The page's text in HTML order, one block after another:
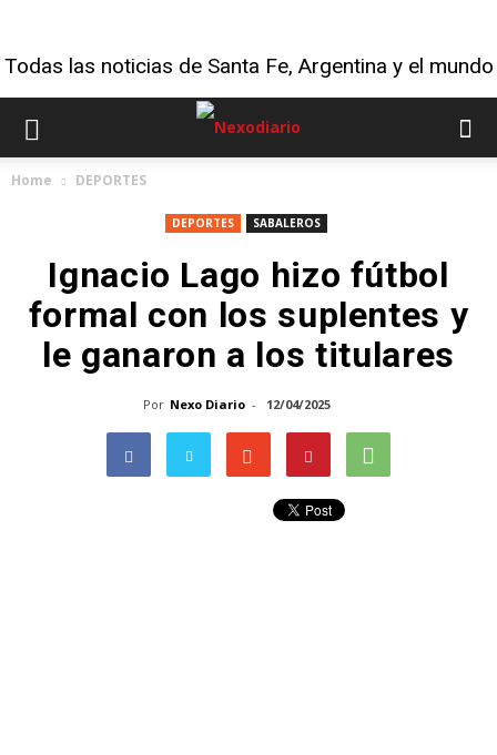
Todas las noticias de Santa Fe, Argentina y el mundo
Home DEPORTES
DEPORTES SABALEROS
Ignacio Lago hizo fútbol
formal con los suplentes y
le ganaron a los titulares
Por Nexo Diario - 12/04/2025